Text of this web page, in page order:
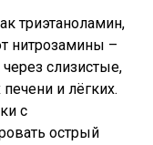
триэтаноламин,
нитрозамины –
слизистые,
и лёгких.
с
острый